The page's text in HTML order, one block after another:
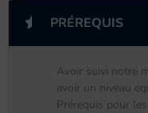
PRÉREQUIS
Avoir suivi notre
avoir un niveau
Prérequis pour